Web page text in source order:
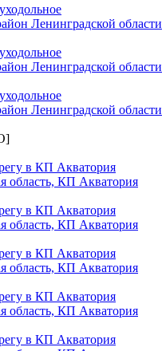
Ленинградской области
Ленинградской области
Ленинградской области
в КП Акватория
область, КП Акватория
в КП Акватория
область, КП Акватория
в КП Акватория
область, КП Акватория
в КП Акватория
область, КП Акватория
в КП Акватория